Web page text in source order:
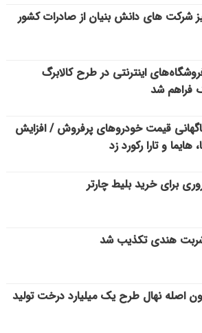
شرکت های دانش بنیان از صادرات کشور
اینترنتی در طرح کالابرگ
فراهم شد
قیمت خودروهای پرفروش / افزایش
و تارا رکورد زد
برای خرید بلیط چارتر
شربت هندی تکذیب شد
اصله نهال طرح یک میلیارد درخت تولید